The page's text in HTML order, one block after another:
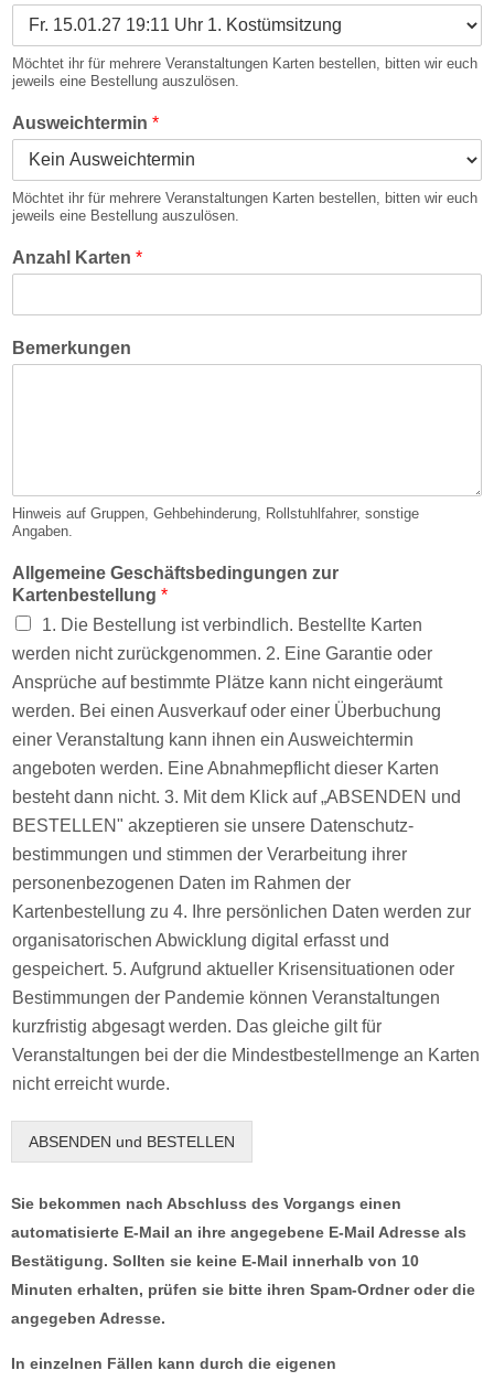
Möchtet ihr für mehrere Veranstaltungen Karten bestellen, bitten wir euch
jeweils eine Bestellung auszulösen.
Ausweichtermin *
Möchtet ihr für mehrere Veranstaltungen Karten bestellen, bitten wir euch
jeweils eine Bestellung auszulösen.
Anzahl Karten *
Bemerkungen
Hinweis auf Gruppen, Gehbehinderung, Rollstuhlfahrer, sonstige
Angaben.
Allgemeine Geschäftsbedingungen zur
Kartenbestellung *
1. Die Bestellung ist verbindlich. Bestellte Karten
werden nicht zurückgenommen. 2. Eine Garantie oder
Ansprüche auf bestimmte Plätze kann nicht eingeräumt
werden. Bei einen Ausverkauf oder einer Überbuchung
einer Veranstaltung kann ihnen ein Ausweichtermin
angeboten werden. Eine Abnahmepflicht dieser Karten
besteht dann nicht. 3. Mit dem Klick auf „ABSENDEN und
BESTELLEN" akzeptieren sie unsere Datenschutz­
bestimmungen und stimmen der Verarbeitung ihrer
personenbezogenen Daten im Rahmen der
Kartenbestellung zu 4. Ihre persönlichen Daten werden zur
organisatorischen Abwicklung digital erfasst und
gespeichert. 5. Aufgrund aktueller Krisensituationen oder
Bestimmungen der Pandemie können Veranstaltungen
kurzfristig abgesagt werden. Das gleiche gilt für
Veranstaltungen bei der die Mindestbestellmenge an Karten
nicht erreicht wurde.
ABSENDEN und BESTELLEN
Sie bekommen nach Abschluss des Vorgangs einen
automatisierte E-Mail an ihre angegebene E-Mail Adresse als
Bestätigung. Sollten sie keine E-Mail innerhalb von 10
Minuten erhalten, prüfen sie bitte ihren Spam-Ordner oder die
angegeben Adresse.
In einzelnen Fällen kann durch die eigenen